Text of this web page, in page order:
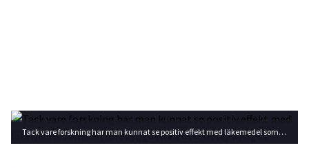
Tack vare forskning har man kunnat se positiv effekt med läkemedel som kan förebygga HIV. Foto: Getty Images